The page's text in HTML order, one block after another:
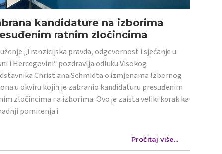
kandidature na izborima
ratnim zločincima
„Tranzicijska pravda, odgovornost i sjećanje u
i Hercegovini“ pozdravlja odluku Visokog
Christiana Schmidta o izmjenama Izbornog
u okviru kojih je zabranio kandidaturu presuđenim
zločincima na izborima. Ovo je zaista veliki korak ka
pomirenja i
Pročitaj više...